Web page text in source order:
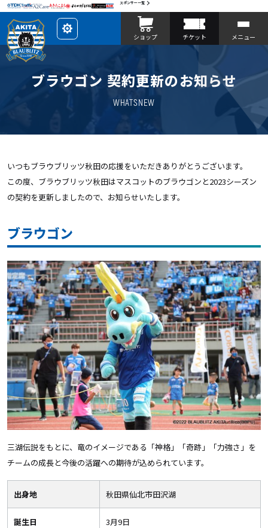
スポンサー一覧
レ
イ
ア
カ
ス
ショップ チケット メニュー
ブラウゴン 契約更新のお知らせ
WHATSNEW
いつもブラウブリッツ秋田の応援をいただきありがとうございます。
この度、ブラウブリッツ秋田はマスコットのブラウゴンと2023シーズン
の契約を更新しましたので、お知らせいたします。
ブラウゴン
三湖伝説をもとに、竜のイメージである「神格」「奇跡」「力強さ」を
チームの成長と今後の活躍への期待が込められています。
出身地 秋田県仙北市田沢湖
誕生日 3月9日